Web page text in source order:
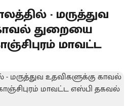
- மருத்துவ
துறையை
மாவட்ட